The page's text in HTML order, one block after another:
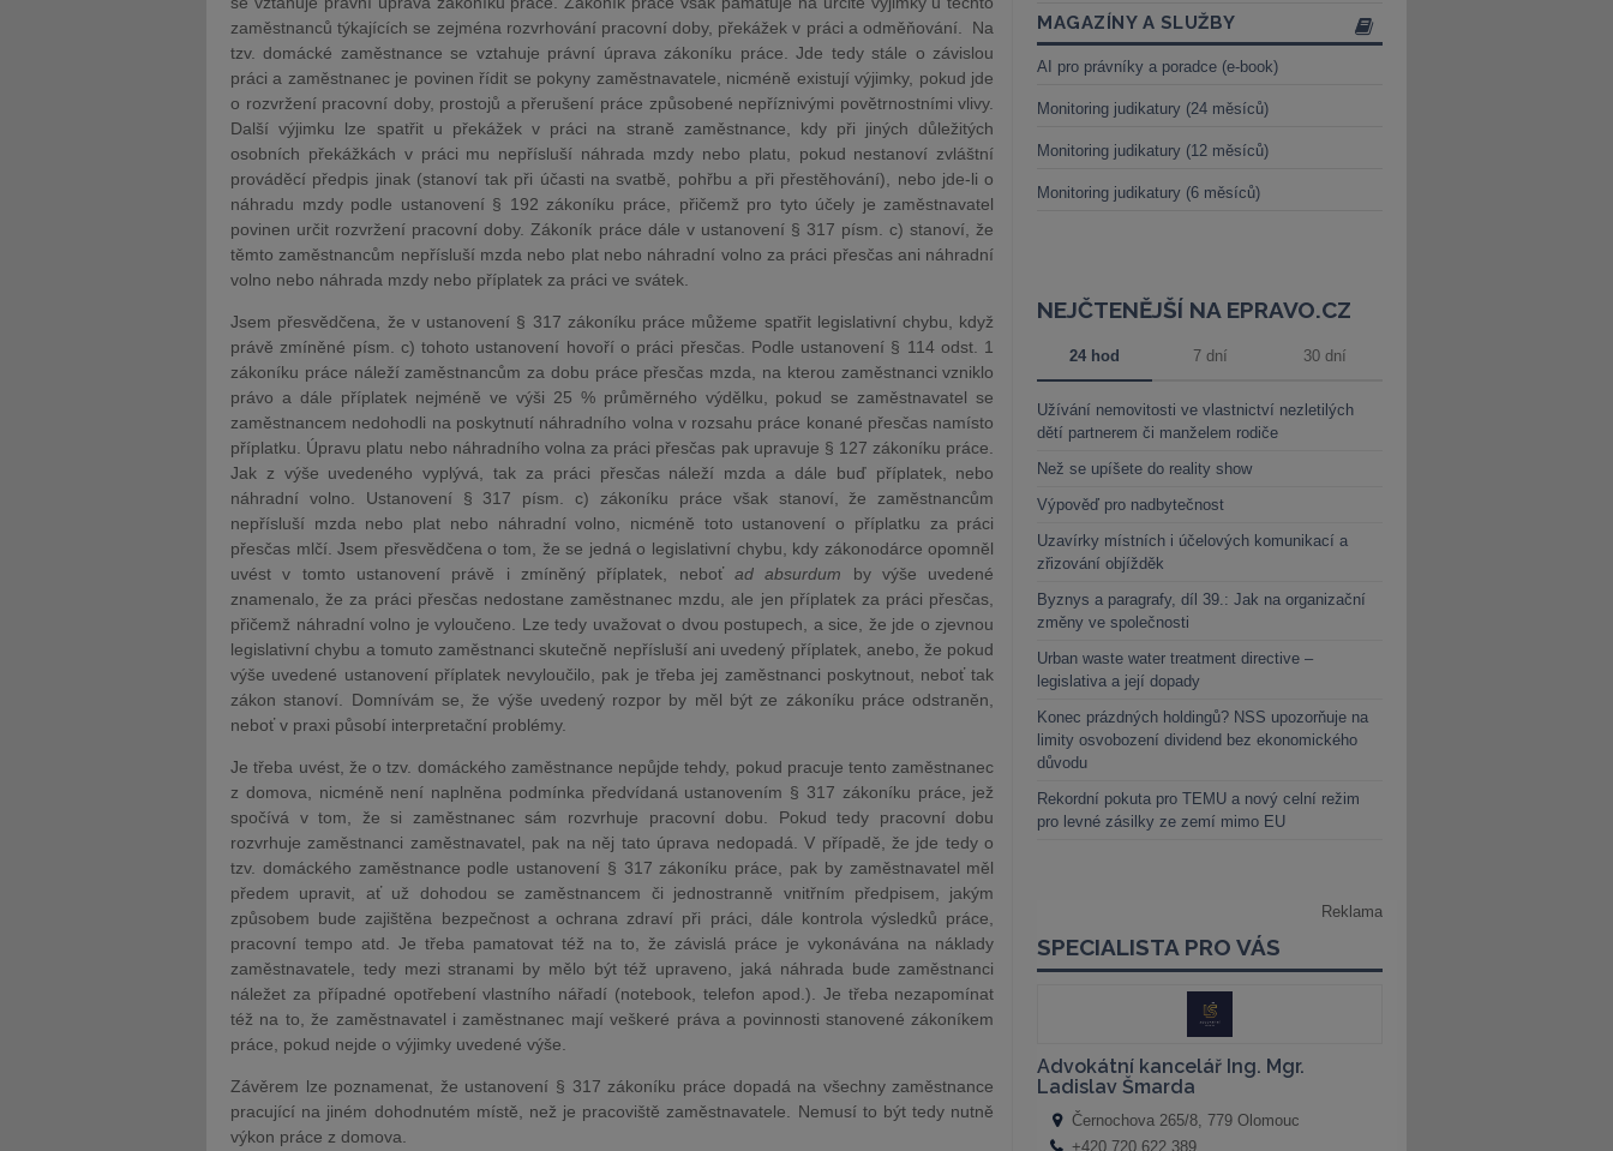
zaměstnanců týkajících se zejména rozvrhování pracovní doby, překážek v práci a odměňování. Na
tzv. domácké zaměstnance se vztahuje právní úprava zákoníku práce. Jde tedy stále o závislou
práci a zaměstnanec je povinen řídit se pokyny zaměstnavatele, nicméně existují výjimky, pokud jde
o rozvržení pracovní doby, prostojů a přerušení práce způsobené nepříznivými povětrnostními vlivy.
Další výjimku lze spatřit u překážek v práci na straně zaměstnance, kdy při jiných důležitých
osobních překážkách v práci mu nepřísluší náhrada mzdy nebo platu, pokud nestanoví zvláštní
prováděcí předpis jinak (stanoví tak při účasti na svatbě, pohřbu a při přestěhování), nebo jde-li o
náhradu mzdy podle ustanovení § 192 zákoníku práce, přičemž pro tyto účely je zaměstnavatel
povinen určit rozvržení pracovní doby. Zákoník práce dále v ustanovení § 317 písm. c) stanoví, že
těmto zaměstnancům nepřísluší mzda nebo plat nebo náhradní volno za práci přesčas ani náhradní
volno nebo náhrada mzdy nebo příplatek za práci ve svátek.
Jsem přesvědčena, že v ustanovení § 317 zákoníku práce můžeme spatřit legislativní chybu, když
právě zmíněné písm. c) tohoto ustanovení hovoří o práci přesčas. Podle ustanovení § 114 odst. 1
zákoníku práce náleží zaměstnancům za dobu práce přesčas mzda, na kterou zaměstnanci vzniklo
právo a dále příplatek nejméně ve výši 25 % průměrného výdělku, pokud se zaměstnavatel se
zaměstnancem nedohodli na poskytnutí náhradního volna v rozsahu práce konané přesčas namísto
příplatku. Úpravu platu nebo náhradního volna za práci přesčas pak upravuje § 127 zákoníku práce.
Jak z výše uvedeného vyplývá, tak za práci přesčas náleží mzda a dále buď příplatek, nebo
náhradní volno. Ustanovení § 317 písm. c) zákoníku práce však stanoví, že zaměstnancům
nepřísluší mzda nebo plat nebo náhradní volno, nicméně toto ustanovení o příplatku za práci
přesčas mlčí. Jsem přesvědčena o tom, že se jedná o legislativní chybu, kdy zákonodárce opomněl
uvést v tomto ustanovení právě i zmíněný příplatek, neboťad absurdum by výše uvedené
znamenalo, že za práci přesčas nedostane zaměstnanec mzdu, ale jen příplatek za práci přesčas,
přičemž náhradní volno je vyloučeno. Lze tedy uvažovat o dvou postupech, a sice, že jde o zjevnou
legislativní chybu a tomuto zaměstnanci skutečně nepřísluší ani uvedený příplatek, anebo, že pokud
výše uvedené ustanovení příplatek nevyloučilo, pak je třeba jej zaměstnanci poskytnout, neboť tak
zákon stanoví. Domnívám se, že výše uvedený rozpor by měl být ze zákoníku práce odstraněn,
neboť v praxi působí interpretační problémy.
Je třeba uvést, že o tzv. domáckého zaměstnance nepůjde tehdy, pokud pracuje tento zaměstnanec
z domova, nicméně není naplněna podmínka předvídaná ustanovením § 317 zákoníku práce, jež
spočívá v tom, že si zaměstnanec sám rozvrhuje pracovní dobu. Pokud tedy pracovní dobu
rozvrhuje zaměstnanci zaměstnavatel, pak na něj tato úprava nedopadá. V případě, že jde tedy o
tzv. domáckého zaměstnance podle ustanovení § 317 zákoníku práce, pak by zaměstnavatel měl
předem upravit, ať už dohodou se zaměstnancem či jednostranně vnitřním předpisem, jakým
způsobem bude zajištěna bezpečnost a ochrana zdraví při práci, dále kontrola výsledků práce,
pracovní tempo atd. Je třeba pamatovat též na to, že závislá práce je vykonávána na náklady
zaměstnavatele, tedy mezi stranami by mělo být též upraveno, jaká náhrada bude zaměstnanci
náležet za případné opotřebení vlastního nářadí (notebook, telefon apod.). Je třeba nezapomínat
též na to, že zaměstnavatel i zaměstnanec mají veškeré práva a povinnosti stanovené zákoníkem
práce, pokud nejde o výjimky uvedené výše.
Závěrem lze poznamenat, že ustanovení § 317 zákoníku práce dopadá na všechny zaměstnance
pracující na jiném dohodnutém místě, než je pracoviště zaměstnavatele. Nemusí to být tedy nutně
výkon práce z domova.
MAGAZÍNY A SLUŽBY
AI pro právníky a poradce (e-book)
Monitoring judikatury (24 měsíců)
Monitoring judikatury (12 měsíců)
Monitoring judikatury (6 měsíců)
NEJČTENĚJŠÍ NA EPRAVO.CZ
24 hod 7 dní 30 dní
Užívání nemovitosti ve vlastnictví nezletilých
dětí partnerem či manželem rodiče
Než se upíšete do reality show
Výpověď pro nadbytečnost
Uzavírky místních i účelových komunikací a
zřizování objížděk
Byznys a paragrafy, díl 39.: Jak na organizační
změny ve společnosti
Urban waste water treatment directive –
legislativa a její dopady
Konec prázdných holdingů? NSS upozorňuje na
limity osvobození dividend bez ekonomického
důvodu
Rekordní pokuta pro TEMU a nový celní režim
pro levné zásilky ze zemí mimo EU